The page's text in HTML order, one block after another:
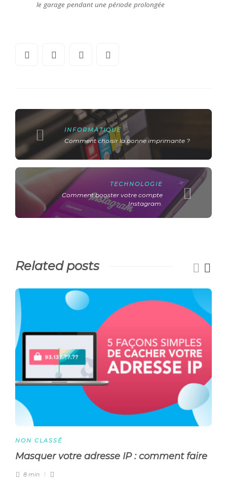
le garage pendant une période prolongée
INFORMATIQUE
Comment choisir la bonne imprimante ?
TECHNOLOGIE
Comment booster votre compte
Instagram.
Related posts
NON CLASSÉ
Masquer votre adresse IP : comment faire
8 min